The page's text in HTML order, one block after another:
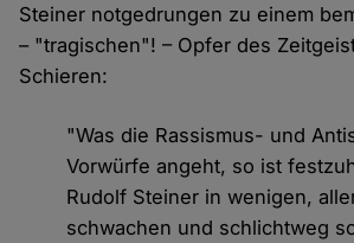
Steiner notgedrungen zu einem
– "tragischen"! – Opfer des
Schieren:
"Was die Rassismus- und
Vorwürfe angeht, so ist
Rudolf Steiner in wenigen,
schwachen und schlichtweg